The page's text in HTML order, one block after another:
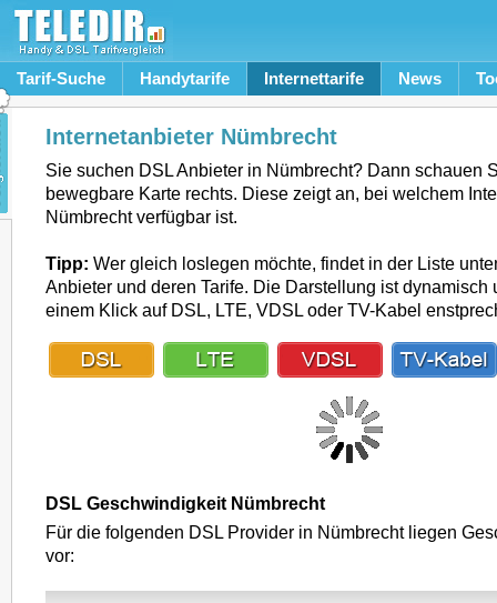
Tarif-Suche Handytarife Internettarife News
Internetanbieter Nümbrecht
Sie suchen DSL Anbieter in Nümbrecht? Dann schauen
bewegbare Karte rechts. Diese zeigt an, bei welchem
Nümbrecht verfügbar ist.
Tipp: Wer gleich loslegen möchte, findet in der Liste
Anbieter und deren Tarife. Die Darstellung ist dynamisch
einem Klick auf DSL, LTE, VDSL oder TV-Kabel
DSL Geschwindigkeit Nümbrecht
Für die folgenden DSL Provider in Nümbrecht liegen
vor: